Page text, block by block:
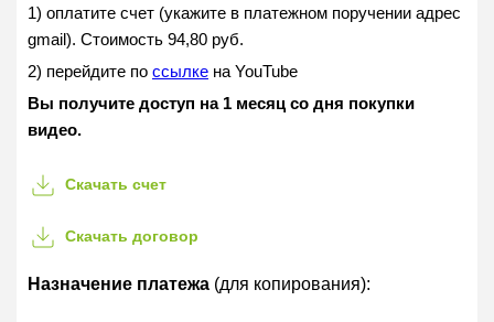
1) оплатите счет (укажите в платежном поручении адрес
gmail). Стоимость 94,80 руб.
2) перейдите по ссылке на YouTube
Вы получите доступ на 1 месяц со дня покупки
видео.
Скачать счет
Скачать договор
Назначение платежа (для копирования):